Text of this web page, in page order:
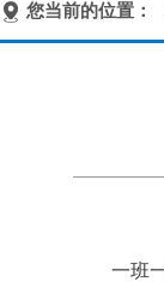
您当前的位置：
一班